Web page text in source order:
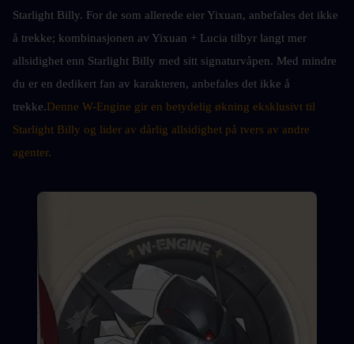
Starlight Billy. For de som allerede eier Yixuan, anbefales det ikke
å trekke; kombinasjonen av Yixuan + Lucia tilbyr langt mer
allsidighet enn Starlight Billy med sitt signaturvåpen. Med mindre
du er en dedikert fan av karakteren, anbefales det ikke å
trekke.Denne W-Engine gir en betydelig økning eksklusivt til
Starlight Billy og lider av dårlig allsidighet på tvers av andre
agenter.